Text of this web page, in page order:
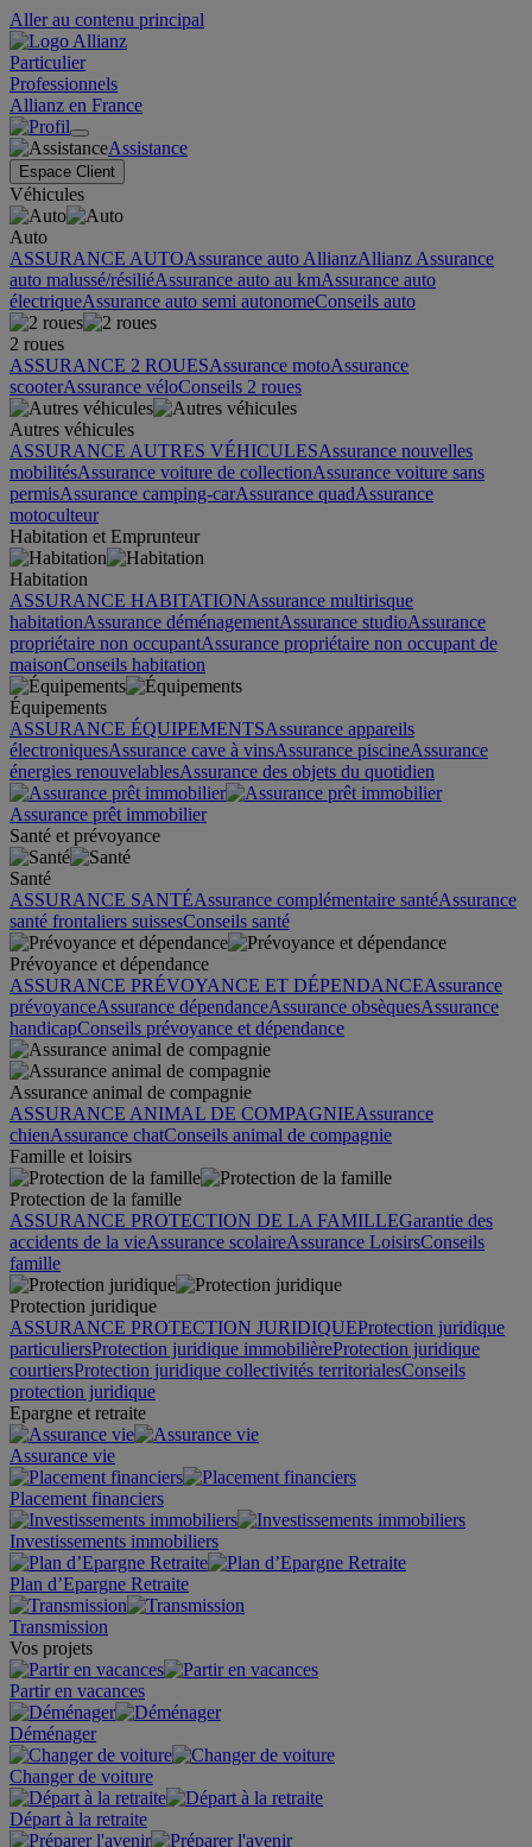
Aller au contenu principal
Particulier
Professionnels
Allianz en France
Assistance
Espace Client
Véhicules
Auto
ASSURANCE AUTOAssurance auto AllianzAllianz Assurance
auto malussé/résiliéAssurance auto au kmAssurance auto
électriqueAssurance auto semi autonomeConseils auto
2 roues
ASSURANCE 2 ROUESAssurance motoAssurance
scooterAssurance véloConseils 2 roues
Autres véhicules
ASSURANCE AUTRES VÉHICULESAssurance nouvelles
mobilitésAssurance voiture de collectionAssurance voiture sans
permisAssurance camping-carAssurance quadAssurance
motoculteur
Habitation et Emprunteur
Habitation
ASSURANCE HABITATIONAssurance multirisque
habitationAssurance déménagementAssurance studioAssurance
propriétaire non occupantAssurance propriétaire non occupant de
maisonConseils habitation
Équipements
ASSURANCE ÉQUIPEMENTSAssurance appareils
électroniquesAssurance cave à vinsAssurance piscineAssurance
énergies renouvelablesAssurance des objets du quotidien
Assurance prêt immobilier
Santé et prévoyance
Santé
ASSURANCE SANTÉAssurance complémentaire santéAssurance
santé frontaliers suissesConseils santé
Prévoyance et dépendance
ASSURANCE PRÉVOYANCE ET DÉPENDANCEAssurance
prévoyanceAssurance dépendanceAssurance obsèquesAssurance
handicapConseils prévoyance et dépendance
Assurance animal de compagnie
ASSURANCE ANIMAL DE COMPAGNIEAssurance
chienAssurance chatConseils animal de compagnie
Famille et loisirs
Protection de la famille
ASSURANCE PROTECTION DE LA FAMILLEGarantie des
accidents de la vieAssurance scolaireAssurance LoisirsConseils
famille
Protection juridique
ASSURANCE PROTECTION JURIDIQUEProtection juridique
particuliersProtection juridique immobilièreProtection juridique
courtiersProtection juridique collectivités territorialesConseils
protection juridique
Epargne et retraite
Assurance vie
Placement financiers
Investissements immobiliers
Plan d’Epargne Retraite
Transmission
Vos projets
Partir en vacances
Déménager
Changer de voiture
Départ à la retraite